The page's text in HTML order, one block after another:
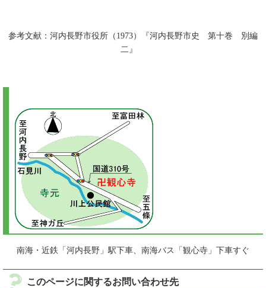
参考文献：河内長野市役所（1973）『河内長野市史 第十巻 別編
二』
南海・近鉄「河内長野」駅下車、南海バス「観心寺」下車すぐ
このページに関するお問い合わせ先